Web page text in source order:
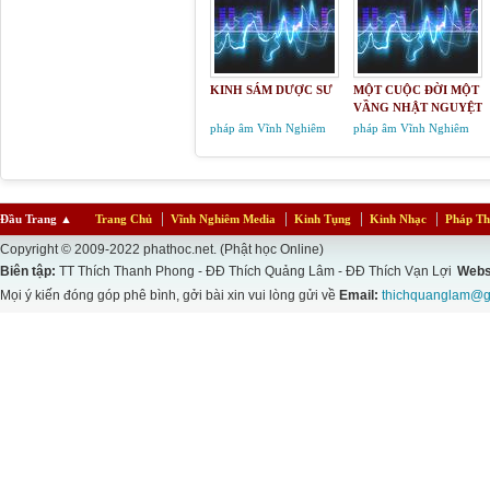
KINH SÁM DƯỢC SƯ
pháp âm Vĩnh Nghiêm
MỘT CUỘC ĐỜI MỘT
VẦNG NHẬT NGUYỆT
pháp âm Vĩnh Nghiêm
Đầu Trang ▲ Trang Chủ Vĩnh Nghiêm Media Kinh Tụng Kinh Nhạc Pháp
Copyright © 2009-2022 phathoc.net. (Phật học Online)
Biên tập: TT Thích Thanh Phong - ĐĐ Thích Quảng Lâm - ĐĐ Thích Vạn Lợi
Mọi ý kiến đóng góp phê bình, gởi bài xin vui lòng gửi về Email: